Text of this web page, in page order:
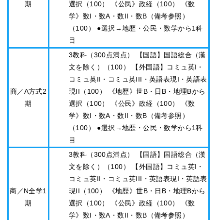
期
選択（100） 《公民》政経（100） 《数
学》数I・数A・数II・数B（備考参照）
（100） ●選択→地歴・公民・数学から1科
目
商／A方式2
期
3教科（300点満点） 【国語】国語総合（漢
文を除く）（100） 【外国語】コミュ英I・
コミュ英II・コミュ英III・英語表現I・英語表
現II（100） 《地歴》世B・日B・地理Bから
選択（100） 《公民》政経（100） 《数
学》数I・数A・数II・数B（備考参照）
（100） ●選択→地歴・公民・数学から1科
目
商／N全学1
期
3教科（300点満点） 【国語】国語総合（漢
文を除く）（100） 【外国語】コミュ英I・
コミュ英II・コミュ英III・英語表現I・英語表
現II（100） 《地歴》世B・日B・地理Bから
選択（100） 《公民》政経（100） 《数
学》数I・数A・数II・数B（備考参照）